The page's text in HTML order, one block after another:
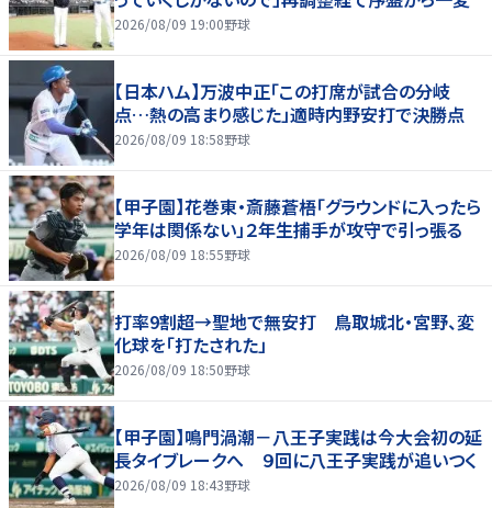
2026/08/09 19:00野球
【日本ハム】万波中正「この打席が試合の分岐
点…熱の高まり感じた」適時内野安打で決勝点
2026/08/09 18:58野球
【甲子園】花巻東・斎藤蒼梧「グラウンドに入ったら
学年は関係ない」２年生捕手が攻守で引っ張る
2026/08/09 18:55野球
打率9割超→聖地で無安打 鳥取城北・宮野、変
化球を「打たされた」
2026/08/09 18:50野球
【甲子園】鳴門渦潮－八王子実践は今大会初の延
長タイブレークへ ９回に八王子実践が追いつく
2026/08/09 18:43野球